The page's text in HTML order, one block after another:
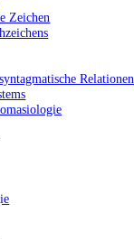
Zeichen
Relationen